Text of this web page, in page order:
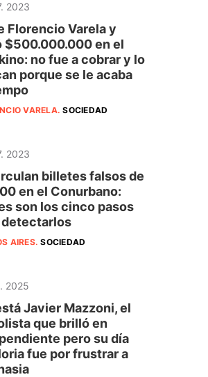
2023
Florencio Varela y
$500.000.000 en el
no fue a cobrar y lo
porque se le acaba
VARELA.SOCIEDAD
2023
billetes falsos de
en el Conurbano:
son los cinco pasos
detectarlos
AIRES.SOCIEDAD
2025
Javier Mazzoni, el
que brilló en
pero su día
fue por frustrar a